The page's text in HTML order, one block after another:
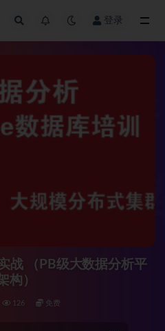
登录
战 （PB级大数据分析平
构）
126 免费